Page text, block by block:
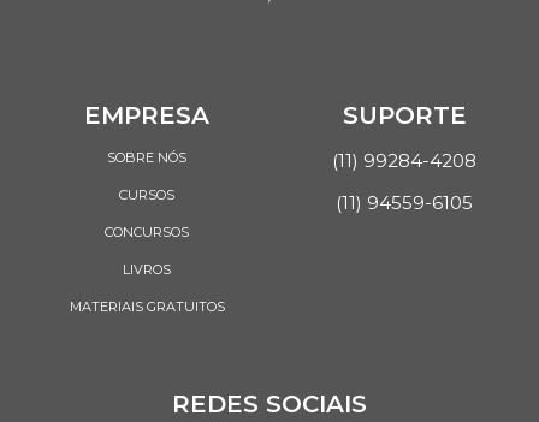
EMPRESA
SOBRE NÓS
CURSOS
CONCURSOS
LIVROS
MATERIAIS GRATUITOS
SUPORTE
(11) 99284-4208
(11) 94559-6105
REDES SOCIAIS